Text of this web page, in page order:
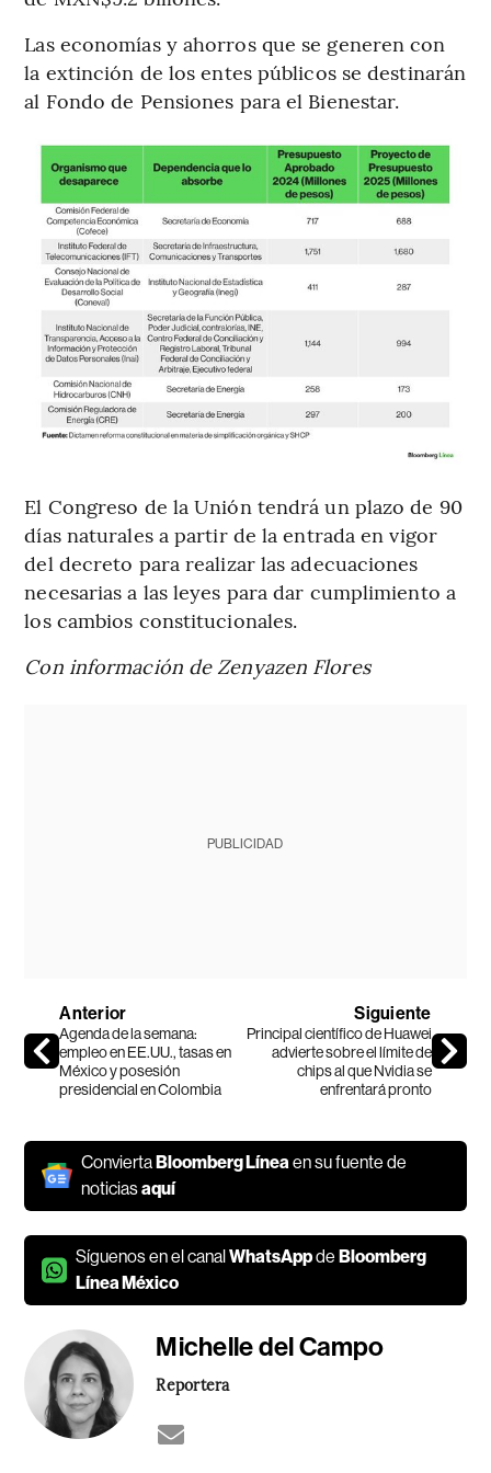
Las economías y ahorros que se generen con
la extinción de los entes públicos se destinarán
al Fondo de Pensiones para el Bienestar.
El Congreso de la Unión tendrá un plazo de 90
días naturales a partir de la entrada en vigor
del decreto para realizar las adecuaciones
necesarias a las leyes para dar cumplimiento a
los cambios constitucionales.
Con información de Zenyazen Flores
PUBLICIDAD
Anterior
Agenda de la semana:
empleo en EE.UU., tasas en
México y posesión
presidencial en Colombia
Siguiente
Principal científico de Huawei
advierte sobre el límite de
chips al que Nvidia se
enfrentará pronto
ConviertaBloomberg Línea en su fuente de
noticiasaquí
Síguenos en el canalWhatsAppdeBloomberg
Línea México
Michelle del Campo
Reportera